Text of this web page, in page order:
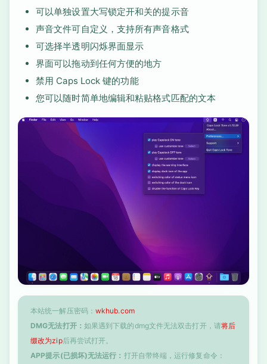
可以单独设置大写锁定开和关的提示音
声音文件可自定义，支持所有声音格式
可选择半透明闪烁界面显示
界面可以拖动到任何方便的地方
禁用 Caps Lock 键的功能
您可以随时简单地编辑和粘贴格式匹配的文本
本站统一解压密码： wkhub.com
DMG无法打开： 如果遇到下载的dmg文件无法双击打开，请将后
缀改为zip后再尝试打开。
APP提示(已损坏)无法运行： 打开自带终端，运行修复命令：